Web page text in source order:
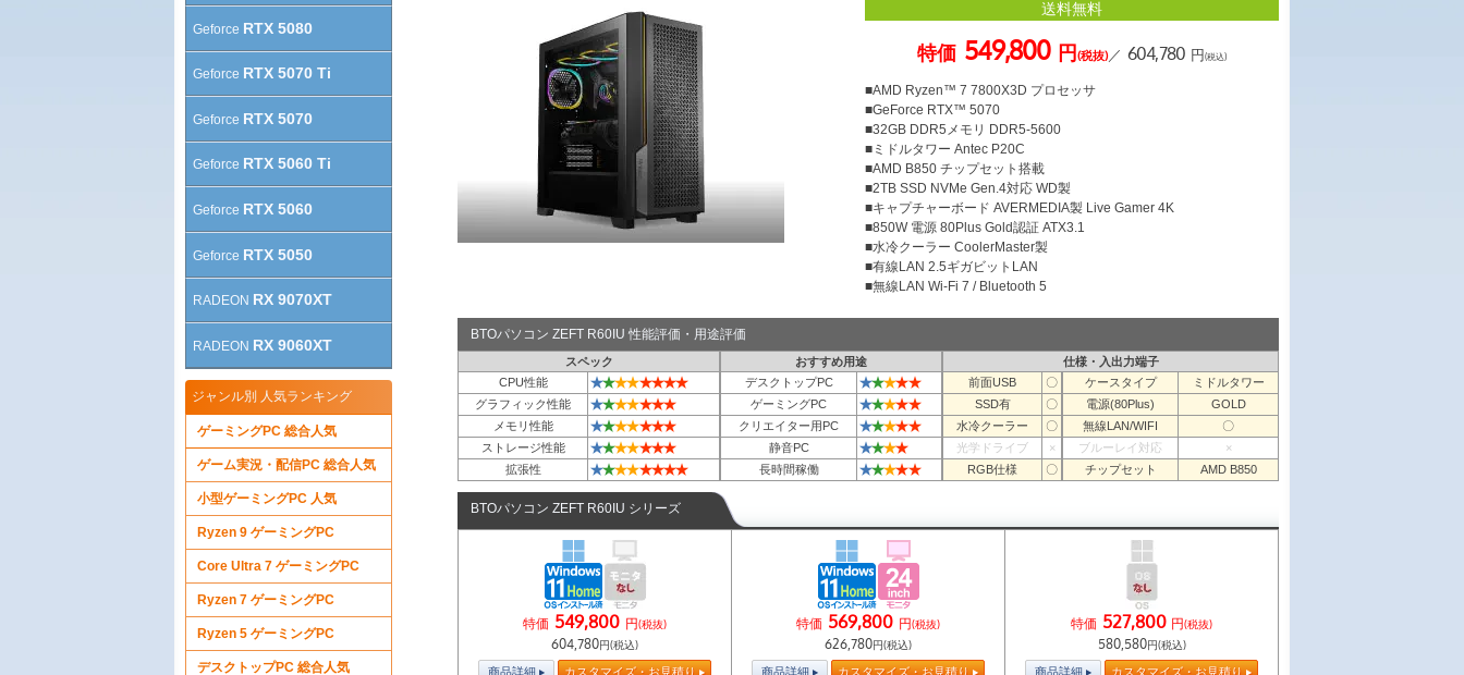
送料無料
特価 549,800 円(税抜)／ 604,780 円(税込)
■AMD Ryzen™ 7 7800X3D プロセッサ
■GeForce RTX™ 5070
■32GB DDR5メモリ DDR5-5600
■ミドルタワー Antec P20C
■AMD B850 チップセット搭載
■2TB SSD NVMe Gen.4対応 WD製
■キャプチャーボード AVERMEDIA製 Live Gamer 4K
■850W 電源 80Plus Gold認証 ATX3.1
■水冷クーラー CoolerMaster製
■有線LAN 2.5ギガビットLAN
■無線LAN Wi-Fi 7 / Bluetooth 5
BTOパソコン ZEFT R60IU 性能評価・用途評価
スペック おすすめ用途
仕様・入出力端子
CPU性能
★★★★★★★★ デスクトップPC ★★★★★ 前面USB 〇 ケースタイプ
ミドルタワー
グラフィック性能
★★★★★★★ ゲーミングPC ★★★★★ SSD有 〇 電源(80Plus)
GOLD
メモリ性能
★★★★★★★ クリエイター用PC ★★★★★ 水冷クーラー 〇 無線LAN/WIFI
〇
ストレージ性能
★★★★★★★ 静音PC ★★★★ 光学ドライブ × ブルーレイ対応
×
拡張性
★★★★★★★★ 長時間稼働 ★★★★★ RGB仕様 〇 チップセット AMD B850
BTOパソコン ZEFT R60IU シリーズ
特価 549,800 円(税抜)
604,780円(税込)
商品詳細 カスタマイズ・お見積り
特価 569,800 円(税抜)
626,780円(税込)
商品詳細 カスタマイズ・お見積り
特価 527,800 円(税抜)
580,580円(税込)
商品詳細 カスタマイズ・お見積り
Geforce RTX 5080
Geforce RTX 5070 Ti
Geforce RTX 5070
Geforce RTX 5060 Ti
Geforce RTX 5060
Geforce RTX 5050
RADEON RX 9070XT
RADEON RX 9060XT
ジャンル別 人気ランキング
ゲーミングPC 総合人気
ゲーム実況・配信PC 総合人気
小型ゲーミングPC 人気
Ryzen 9 ゲーミングPC
Core Ultra 7 ゲーミングPC
Ryzen 7 ゲーミングPC
Ryzen 5 ゲーミングPC
デスクトップPC 総合人気